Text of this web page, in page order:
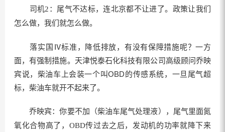
司机2：尾气不达标，连北京都不让进了。政策让我们
怎么做，我们就怎么做。
落实国Ⅳ标准，降低排放，有没有保障措施呢？一方
面，有强制措施。天津悦泰石化科技有限公司高级顾问乔映
宾说，柴油车上会装一个叫OBD的传感系统，一旦尾气超
标，柴油车就开不起来了。
乔映宾：你要不加（柴油车尾气处理液），尾气里面氮
氧化合物高了，OBD传过去之后，发动机的功率就降下来